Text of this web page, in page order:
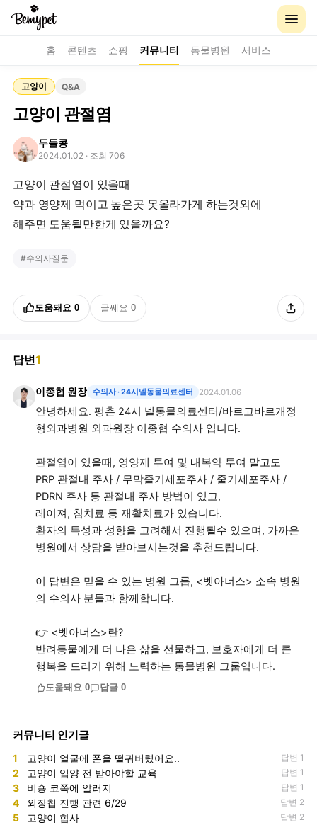
홈 콘텐츠 쇼핑 커뮤니티 동물병원 서비스
고양이 Q&A
고양이 관절염
두둘콩
2024.01.02 · 조회 706
고양이 관절염이 있을때
약과 영양제 먹이고 높은곳 못올라가게 하는것외에
해주면 도움될만한게 있을까요?
#수의사질문
도움돼요 0 글쎄요 0
답변1
이종협 원장 수의사· 24시넬동물의료센터 2024.01.06
안녕하세요. 평촌 24시 넬동물의료센터/바르고바르개정
형외과병원 외과원장 이종협 수의사 입니다.
관절염이 있을때, 영양제 투여 및 내복약 투여 말고도
PRP 관절내 주사 / 무막줄기세포주사 / 줄기세포주사 /
PDRN 주사 등 관절내 주사 방법이 있고,
레이져, 침치료 등 재활치료가 있습니다.
환자의 특성과 성향을 고려해서 진행될수 있으며, 가까운
병원에서 상담을 받아보시는것을 추천드립니다.
이 답변은 믿을 수 있는 병원 그룹, <벳아너스> 소속 병원
의 수의사 분들과 함께합니다.
👉 <벳아너스>란?
반려동물에게 더 나은 삶을 선물하고, 보호자에게 더 큰
행복을 드리기 위해 노력하는 동물병원 그룹입니다.
도움돼요 0 답글 0
커뮤니티 인기글
1 고양이 얼굴에 폰을 떨궈버렸어요.. 답변 1
2 고양이 입양 전 받아야할 교육 답변 1
3 비숑 코쪽에 알러지 답변 1
4 외장칩 진행 관련 6/29 답변 2
5 고양이 합사 답변 2